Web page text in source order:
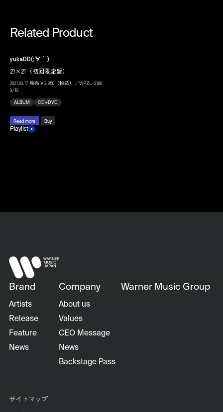
Related Product
yukaDD(;´∀｀)
21×21（初回限定盤）
2021.03.17 発売￥3,850（税込）／WPZL-3180
9/10
ALBUM CD+DVD
Read more Buy
Playlist
Brand
Artists
Release
Feature
News
Company
About us
Values
CEO Message
News
Backstage Pass
Warner Music Group
サイトマップ